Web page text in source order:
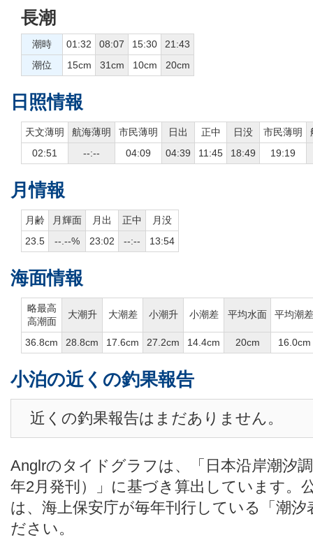
長潮
潮時 01:32 08:07 15:30
21:43
潮位
15cm 31cm 10cm 20cm
日照情報
天文薄明 航海薄明 市民薄明 日出 正中 日没 市民薄明
02:51
--:-- 04:09 04:39 11:45 18:49 19:19
月情報
月齢 月輝面 月出 正中
月没
23.5
--.--% 23:02 --:-- 13:54
海面情報
略最高
高潮面
大潮升 大潮差 小潮升 小潮差 平均水面 平均潮差
36.8cm 28.8cm 17.6cm 27.2cm 14.4cm 20cm 16.0cm
小泊の近くの釣果報告
近くの釣果報告はまだありません。
Anglrのタイドグラフは、「日本沿岸潮汐
年2月発刊）」に基づき算出しています。
は、海上保安庁が毎年刊行している「潮
ださい。